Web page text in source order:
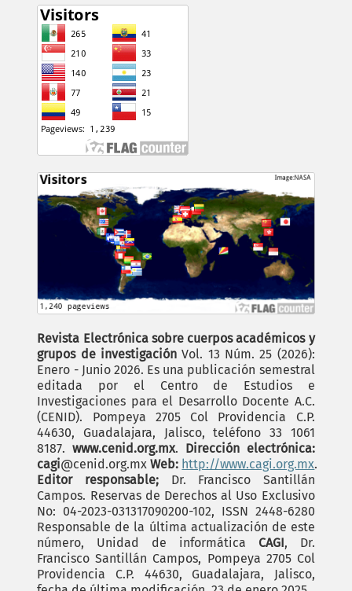
Revista Electrónica sobre cuerpos académicos y
grupos de investigación Vol. 13 Núm. 25 (2026):
Enero - Junio 2026. Es una publicación semestral
editada por el Centro de Estudios e
Investigaciones para el Desarrollo Docente A.C.
(CENID). Pompeya 2705 Col Providencia C.P.
44630, Guadalajara, Jalisco, teléfono 33 1061
8187.www.cenid.org.mx. Dirección electrónica:
cagi@cenid.org.mxWeb: http://www.cagi.org.mx.
Editor responsable;Dr. Francisco Santillán
Campos. Reservas de Derechos al Uso Exclusivo
No: 04-2023-031317090200-102, ISSN 2448-6280
Responsable de la última actualización de este
número, Unidad de informática CAGI, Dr.
Francisco Santillán Campos, Pompeya 2705 Col
Providencia C.P. 44630, Guadalajara, Jalisco,